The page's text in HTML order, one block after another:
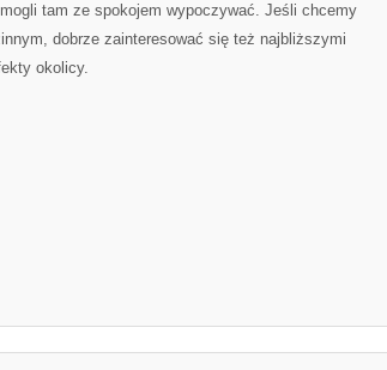
tam ze spokojem wypoczywać. Jeśli chcemy
dobrze zainteresować się też najbliższymi
okolicy.